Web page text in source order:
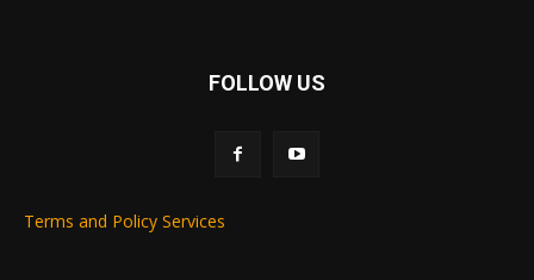
FOLLOW US
Terms and Policy Services